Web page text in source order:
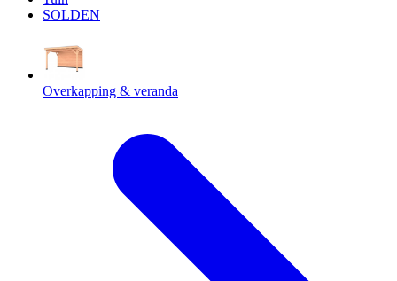
SOLDEN
Overkapping & veranda